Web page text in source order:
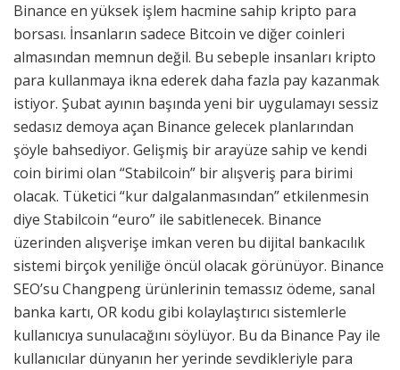
Binance en yüksek işlem hacmine sahip kripto para
borsası. İnsanların sadece Bitcoin ve diğer coinleri
almasından memnun değil. Bu sebeple insanları kripto
para kullanmaya ikna ederek daha fazla pay kazanmak
istiyor. Şubat ayının başında yeni bir uygulamayı sessiz
sedasız demoya açan Binance gelecek planlarından
şöyle bahsediyor. Gelişmiş bir arayüze sahip ve kendi
coin birimi olan “Stabilcoin” bir alışveriş para birimi
olacak. Tüketici “kur dalgalanmasından” etkilenmesin
diye Stabilcoin “euro” ile sabitlenecek. Binance
üzerinden alışverişe imkan veren bu dijital bankacılık
sistemi birçok yeniliğe öncül olacak görünüyor. Binance
SEO’su Changpeng ürünlerinin temassız ödeme, sanal
banka kartı, OR kodu gibi kolaylaştırıcı sistemlerle
kullanıcıya sunulacağını söylüyor. Bu da Binance Pay ile
kullanıcılar dünyanın her yerinde sevdikleriyle para